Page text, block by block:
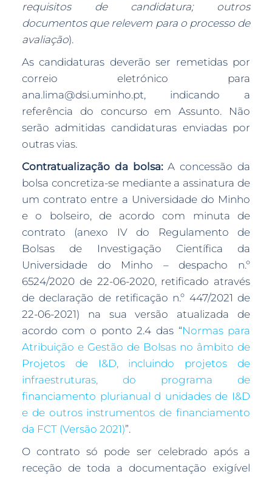
requisitos de candidatura; outros
documentos que relevem para o processo de
avaliação).
As candidaturas deverão ser remetidas por
correio eletrónico para
ana.lima@dsi.uminho.pt, indicando a
referência do concurso em Assunto. Não
serão admitidas candidaturas enviadas por
outras vias.
Contratualização da bolsa:A concessão da
bolsa concretiza-se mediante a assinatura de
um contrato entre a Universidade do Minho
e o bolseiro, de acordo com minuta de
contrato (anexo IV do Regulamento de
Bolsas de Investigação Científica da
Universidade do Minho – despacho n.º
6524/2020 de 22-06-2020, retificado através
de declaração de retificação n.º 447/2021 de
22-06-2021) na sua versão atualizada de
acordo com o ponto 2.4 das “Normas para
Atribuição e Gestão de Bolsas no âmbito de
Projetos de I&D, incluindo projetos de
infraestruturas, do programa de
financiamento plurianual d unidades de I&D
e de outros instrumentos de financiamento
da FCT (Versão 2021)”.
O contrato só pode ser celebrado após a
receção de toda a documentação exigível